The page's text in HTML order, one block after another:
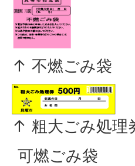
↑ 不燃ごみ袋
↑ 粗大ごみ処理
可燃ごみ袋